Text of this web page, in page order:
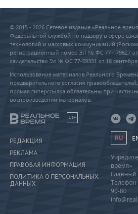
© 2015 - 2026 Сетевое издание «Реальное
Федеральной службой по надзору в сфере
технологий и массовых коммуникаций
регистрационный номер ЭЛ № ФС 77 - 79627 от
свидетельство Эл № ФС 77-59331 от 18 сентября
Использование материалов Реального
предварительного согласия
прямая гиперссылка обязательны при
воспроизведении материалов.
18+
РЕДАКЦИЯ
РЕКЛАМА
ПРАВОВАЯ ИНФОРМАЦИЯ
ПОЛИТИКА О ПЕРСОНАЛЬНЫХ
ДАННЫХ
RU
время»
Главный
Телефон
90-80